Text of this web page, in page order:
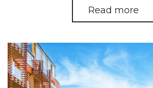
Read more